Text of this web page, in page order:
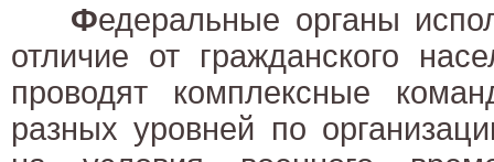
Федеральные органы
отличие от гражданского
проводят комплексные
разных уровней по